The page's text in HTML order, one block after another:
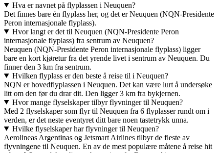
Hva er navnet på flyplassen i Neuquen?
Det finnes bare én flyplass her, og det er Neuquen (NQN-Presidente
Peron internasjonale flyplass).
Hvor langt er det til Neuquen (NQN-Presidente Peron
internasjonale flyplass) fra sentrum av Neuquen?
Neuquen (NQN-Presidente Peron internasjonale flyplass) ligger
bare en kort kjøretur fra det yrende livet i sentrum av Neuquen. Du
finner den 3 km fra sentrum.
Hvilken flyplass er den beste å reise til i Neuquen?
NQN er hovedflyplassen i Neuquen. Det kan være lurt å undersøke
litt om den før du drar dit. Den ligger 3 km fra bykjernen.
Hvor mange flyselskaper tilbyr flyvninger til Neuquen?
Med 2 flyselskaper som flyr til Neuquen fra 6 flyplasser rundt om i
verden, er det neste eventyret ditt bare noen tastetrykk unna.
Hvilke flyselskaper har flyvninger til Neuquen?
Aerolineas Argentinas og Jetsmart Airlines tilbyr de fleste av
flyvningene til Neuquen. En av de mest populære måtene å reise hit